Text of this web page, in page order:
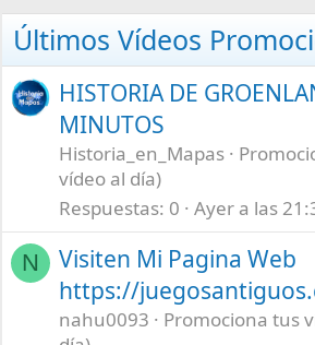
Últimos Vídeos
HISTORIA DE
MINUTOS
Historia_en_Mapas
vídeo al día)
Respuestas 0 Ayer a las
N
Visiten Mi Pagina Web
https://
nahu0093
Promociona tus